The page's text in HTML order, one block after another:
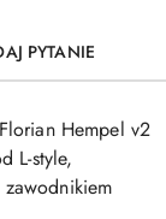
PYTANIE
Hempel v2
L-style,